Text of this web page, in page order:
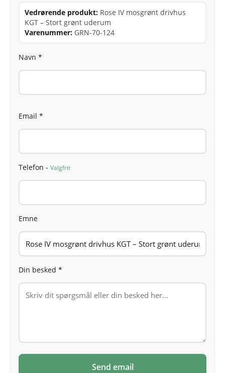
Vedrørende produkt: Rose IV mosgrønt drivhus
KGT – Stort grønt uderum
Varenummer: GRN-70-124
Navn *
Email *
Telefon - Valgfrit
Emne
Din besked *
Send email